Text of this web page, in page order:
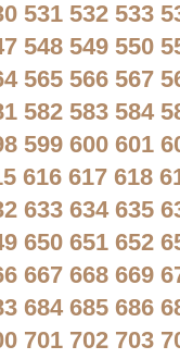
531 532 533
548 549 550
565 566 567
582 583 584
599 600 601
616 617 618
633 634 635
650 651 652
667 668 669
684 685 686
701 702 703